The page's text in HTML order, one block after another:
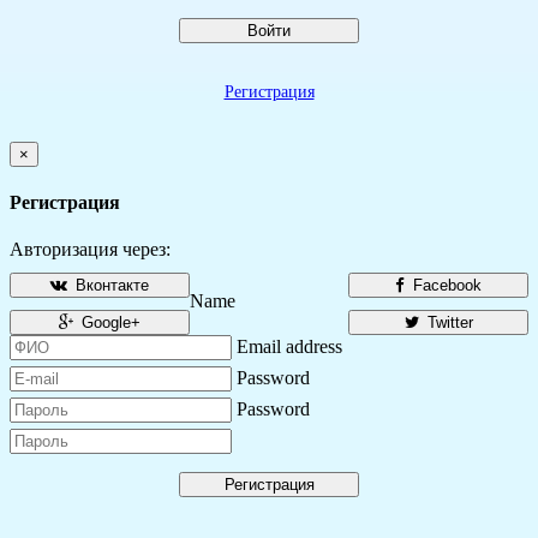
Войти
Регистрация
×
Регистрация
Авторизация через:
Facebook
Вконтакте
Twitter
Google+
Name
Email address
Password
Password
Регистрация